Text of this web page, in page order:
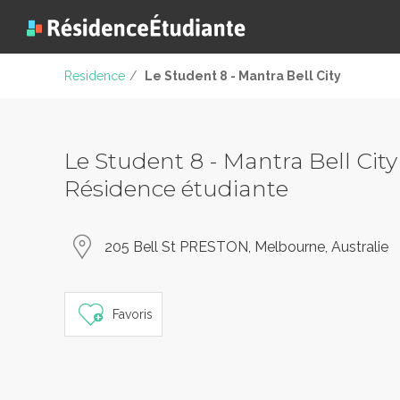
Residence / Le Student 8 - Mantra Bell City
Le Student 8 - Mantra Bell
Résidence étudiante
205 Bell St PRESTON, Melbourne, Australie
Favoris